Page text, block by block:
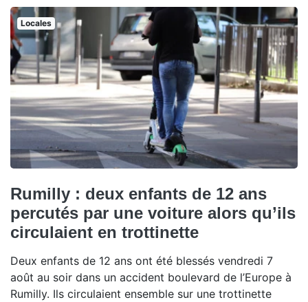
Locales
Rumilly : deux enfants de 12 ans
percutés par une voiture alors qu’ils
circulaient en trottinette
Deux enfants de 12 ans ont été blessés vendredi 7
août au soir dans un accident boulevard de l’Europe à
Rumilly. Ils circulaient ensemble sur une trottinette